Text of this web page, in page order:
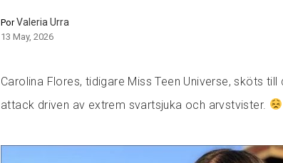
PorValeria Urra
13 May, 2026
Carolina Flores, tidigare Miss Teen Universe, sköts
attack driven av extrem svartsjuka och arvstvister.